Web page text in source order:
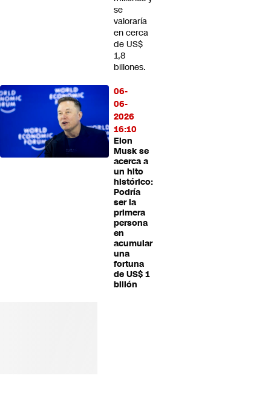
se
valoraría
en cerca
de US$
1,8
billones.
06-
06-
2026
16:10
Elon
Musk se
acerca a
un hito
histórico:
Podría
ser la
primera
persona
en
acumular
una
fortuna
de US$ 1
billón